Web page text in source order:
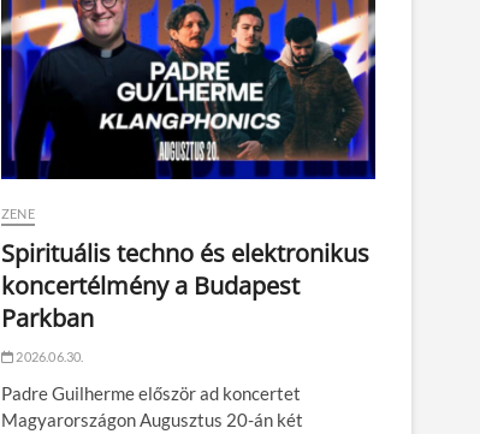
ZENE
Spirituális techno és elektronikus
koncertélmény a Budapest
Parkban
2026.06.30.
Padre Guilherme először ad koncertet
Magyarországon Augusztus 20-án két